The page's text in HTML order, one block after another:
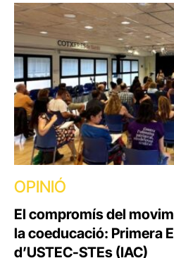
OPINIÓ
El compromís del
la coeducació: Primera
d’USTEC-STEs (IAC)